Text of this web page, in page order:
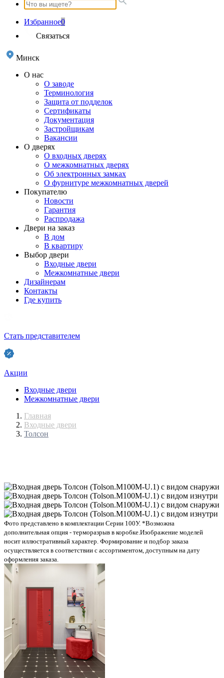
Избранное0
Связаться
Минск
О нас
О заводе
Терминология
Защита от подделок
Сертификаты
Документация
Застройщикам
Вакансии
О дверях
О входных дверях
О межкомнатных дверях
Об электронных замках
О фурнитуре межкомнатных дверей
Покупателю
Новости
Гарантия
Распродажа
Двери на заказ
В дом
В квартиру
Выбор двери
Входные двери
Межкомнатные двери
Дизайнерам
Контакты
Где купить
Стать представителем
Акции
Входные двери
Межкомнатные двери
Главная
Входные двери
Толсон
Фото представлено в комплектации Серии 100У. *Возможна
дополнительная опция - терморазрыв в коробке.Изображение моделей
носит иллюстративный характер. Формирование и подбор заказа
осуществляется в соответствии с ассортиментом, доступным на дату
оформления заказа.